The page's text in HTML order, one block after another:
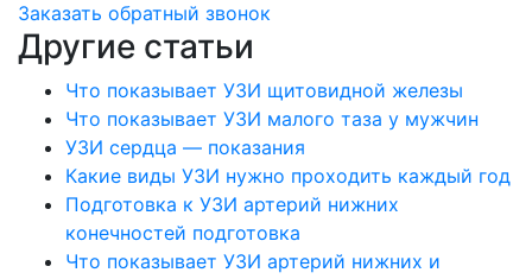
Заказать обратный звонок
Другие статьи
Что показывает УЗИ щитовидной железы
Что показывает УЗИ малого таза у мужчин
УЗИ сердца — показания
Какие виды УЗИ нужно проходить каждый год
Подготовка к УЗИ артерий нижних
конечностей подготовка
Что показывает УЗИ артерий нижних и